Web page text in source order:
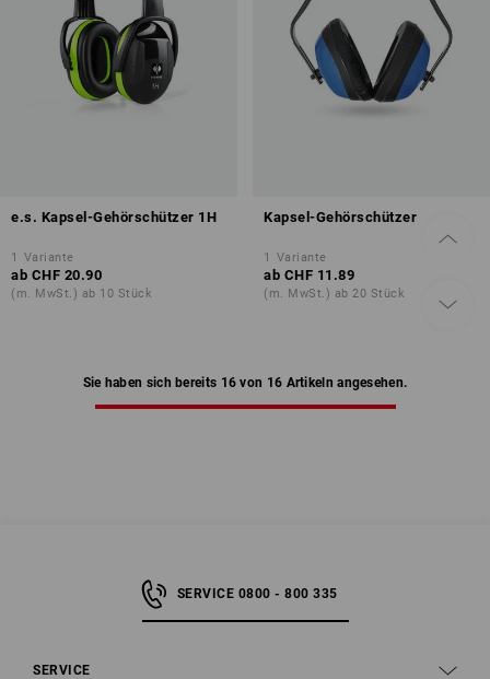
e.s. Kapsel-Gehörschützer 1H
1 Variante
ab CHF 20.90
(m. MwSt.) ab 10 Stück
Kapsel-Gehörschützer
1 Variante
ab CHF 11.89
(m. MwSt.) ab 20 Stück
Sie haben sich bereits 16 von 16 Artikeln angesehen.
SERVICE 0800 - 800 335
SERVICE